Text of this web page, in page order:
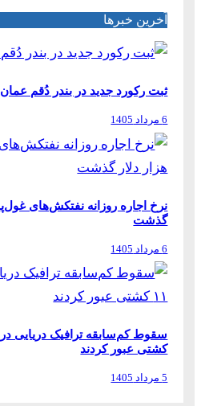
آخرین خبرها
ثبت رکورد جدید در بندر دُقم عمان
6 مرداد 1405
گذشت
6 مرداد 1405
کشتی عبور کردند
5 مرداد 1405